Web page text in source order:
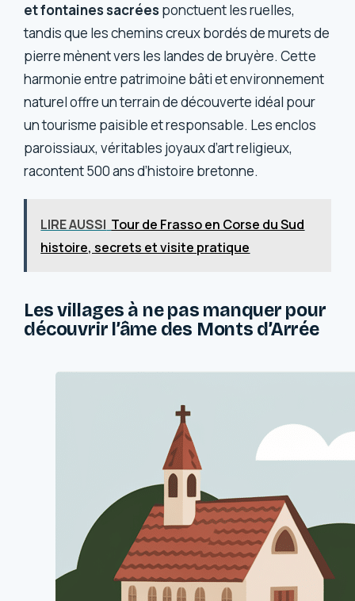
et fontaines sacrées ponctuent les ruelles,
tandis que les chemins creux bordés de murets de
pierre mènent vers les landes de bruyère. Cette
harmonie entre patrimoine bâti et environnement
naturel offre un terrain de découverte idéal pour
un tourisme paisible et responsable. Les enclos
paroissiaux, véritables joyaux d’art religieux,
racontent 500 ans d’histoire bretonne.
LIRE AUSSI Tour de Frasso en Corse du Sud
histoire, secrets et visite pratique
Les villages à ne pas manquer pour
découvrir l’âme des Monts d’Arrée